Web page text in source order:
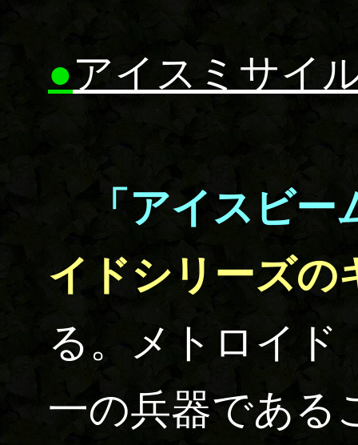
●アイスミサイ
「アイスビー
イドシリーズの
る。メトロイド
一の兵器である